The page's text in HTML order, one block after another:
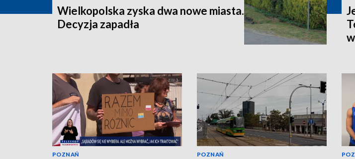
Wielkopolska zyska dwa nowe miasta.
Decyzja zapadła
POZNAŃ POZNAŃ